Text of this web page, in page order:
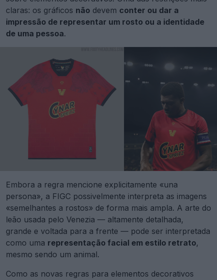
claras: os gráficos não devem conter ou dar a
impressão de representar um rosto ou a identidade
de uma pessoa.
Embora a regra mencione explicitamente «una
persona», a FIGC possivelmente interpreta as imagens
«semelhantes a rostos» de forma mais ampla. A arte do
leão usada pelo Venezia — altamente detalhada,
grande e voltada para a frente — pode ser interpretada
como uma representação facial em estilo retrato,
mesmo sendo um animal.
Como as novas regras para elementos decorativos